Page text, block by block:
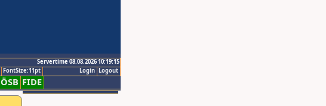
Servertime 08.08.2026 10:19:15
Logout
Login
FontSize:11pt
ÖSB FIDE